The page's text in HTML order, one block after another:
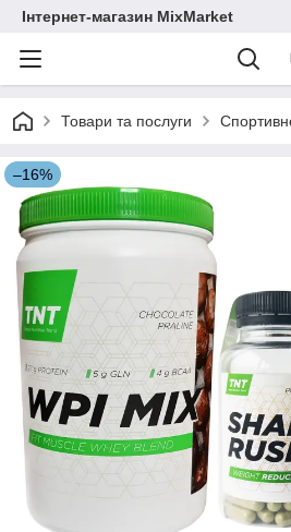
Інтернет-магазин MixMarket
Товари та послуги
–16%